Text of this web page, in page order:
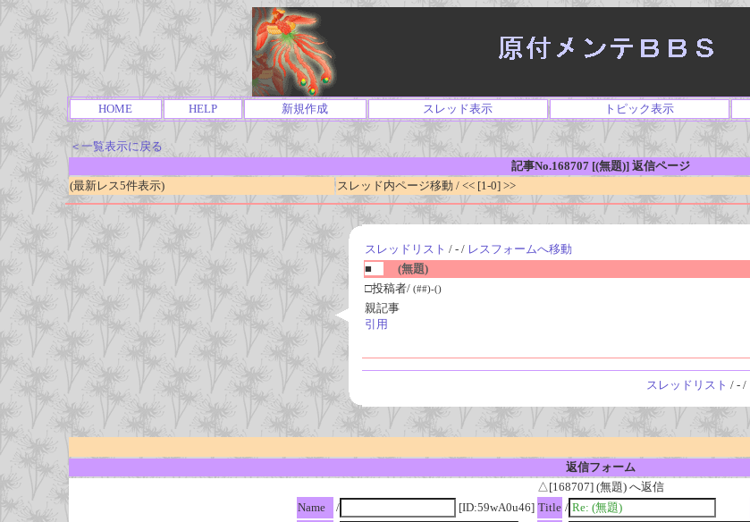
HOME HELP 新規作成 スレッド表示 トピック表示
＜一覧表示に戻る
記事No.168707 [(無題)] 返信ページ
(最新レス5件表示)
スレッド内ページ移動 / << [1-0] >>
スレッドリスト / - / レスフォームへ移動
■
(無題)
□投稿者/ (##)-()
親記事
引用
スレッドリスト / - /
返信フォーム
△[168707] (無題) へ返信
Name
/ [ID:59wA0u46] Title /